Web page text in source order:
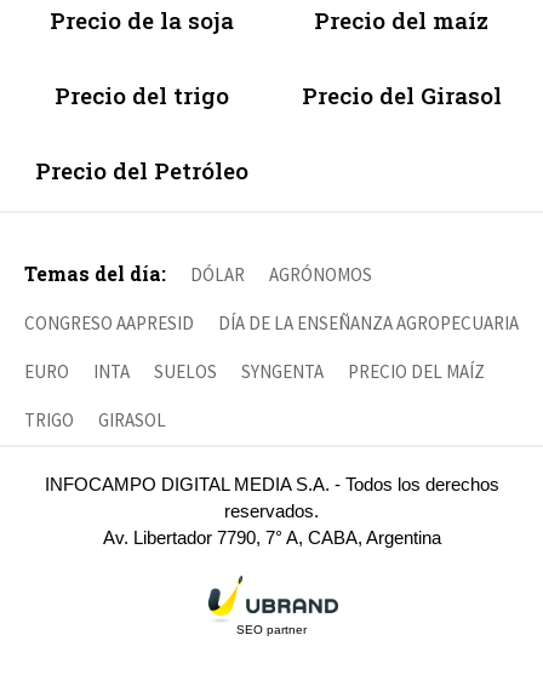
Precio de la soja Precio del maíz
Precio del trigo Precio del Girasol
Precio del Petróleo
Temas del día: DÓLAR AGRÓNOMOS
CONGRESO AAPRESID DÍA DE LA ENSEÑANZA AGROPECUARIA
EURO INTA SUELOS SYNGENTA PRECIO DEL MAÍZ
TRIGO GIRASOL
INFOCAMPO DIGITAL MEDIA S.A. - Todos los derechos
reservados.
Av. Libertador 7790, 7° A, CABA, Argentina
SEO partner